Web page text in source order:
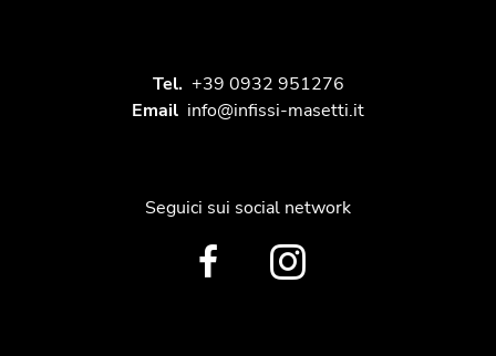
Tel. +39 0932 951276
Email info@infissi-masetti.it
Seguici sui social network